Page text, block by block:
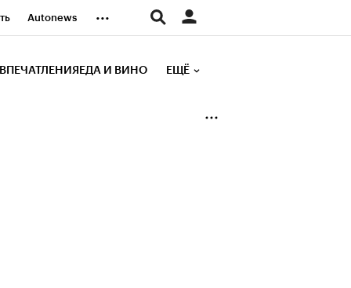
Autonews ...
ВПЕЧАТЛЕНИЯ ЕДА И ВИНО ЕЩЁ